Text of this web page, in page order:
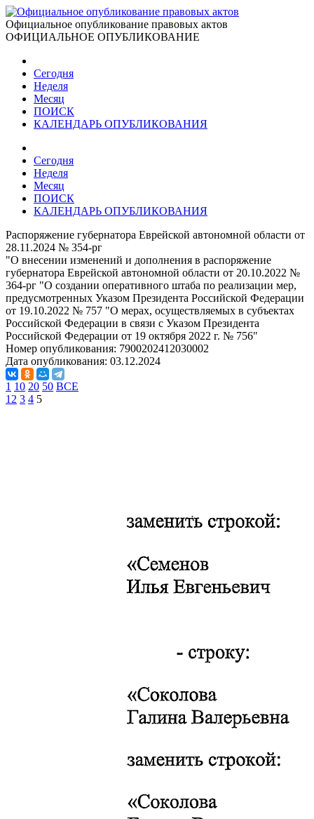
Официальное опубликование правовых актов
ОФИЦИАЛЬНОЕ ОПУБЛИКОВАНИЕ
Сегодня
Неделя
Месяц
ПОИСК
КАЛЕНДАРЬ ОПУБЛИКОВАНИЯ
Сегодня
Неделя
Месяц
ПОИСК
КАЛЕНДАРЬ ОПУБЛИКОВАНИЯ
Распоряжение губернатора Еврейской автономной области от
28.11.2024 № 354-рг
"О внесении изменений и дополнения в распоряжение
губернатора Еврейской автономной области от 20.10.2022 №
364-рг "О создании оперативного штаба по реализации мер,
предусмотренных Указом Президента Российской Федерации
от 19.10.2022 № 757 "О мерах, осуществляемых в субъектах
Российской Федерации в связи с Указом Президента
Российской Федерации от 19 октября 2022 г. № 756"
Номер опубликования: 7900202412030002
Дата опубликования: 03.12.2024
1 10 20 50 ВСЕ
1 2 3 4 5